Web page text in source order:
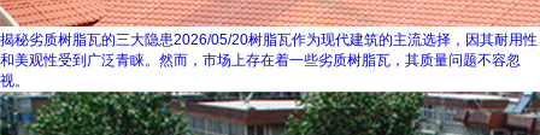
揭秘劣质树脂瓦的三大隐患2026/05/20树脂瓦作为现代建筑的主流选择，因其耐用性
和美观性受到广泛青睐。然而，市场上存在着一些劣质树脂瓦，其质量问题不容忽
视。